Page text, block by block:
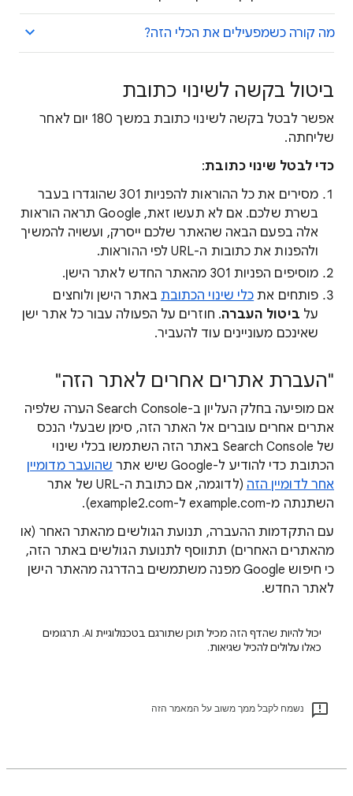
מה קורה כשמפעילים את הכלי הזה?
ביטול בקשה לשינוי כתובת
אפשר לבטל בקשה לשינוי כתובת במשך 180 יום לאחר
שליחתה.
כדי לבטל שינוי כתובת:
מסירים את כל ההוראות להפניות 301 שהוגדרו בעבר
בשרת שלכם. אם לא תעשו זאת, Google תראה הוראות
אלה בפעם הבאה שהאתר שלכם ייסרק, ועשויה להמשיך
ולהפנות את כתובות ה-URL לפי ההוראות.
מוסיפים הפניות 301 מהאתר החדש לאתר הישן.
פותחים את כלי שינוי הכתובת באתר הישן ולוחצים
על ביטול העברה. חוזרים על הפעולה עבור כל אתר ישן
שאינכם מעוניינים עוד להעביר.
"העברת אתרים אחרים לאתר הזה"
אם מופיעה בחלק העליון ב-Search Console הערה שלפיה
אתרים אחרים עוברים אל האתר הזה, סימן שבעלי הנכס
של Search Console באתר הזה השתמשו בכלי שינוי
הכתובת כדי להודיע ל-Google שיש אתר
שהועבר מדומיין
אחר לדומיין הזה
(לדוגמה, אם כתובת ה-URL של אתר
השתנתה מ-example.com ל-example2.com).
עם התקדמות ההעברה, תנועת הגולשים מהאתר האחר (או
מהאתרים האחרים) תתווסף לתנועת הגולשים באתר הזה,
כי חיפוש Google מפנה משתמשים בהדרגה מהאתר הישן
לאתר החדש.
יכול להיות שהדף הזה מכיל תוכן שתורגם בטכנולוגיית AI. תרגומים
כאלו עלולים להכיל שגיאות.
נשמח לקבל ממך משוב על המאמר הזה